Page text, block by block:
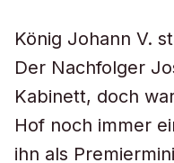
König Johann V.
Der Nachfolger
Kabinett, doch
Hof noch immer
ihn als